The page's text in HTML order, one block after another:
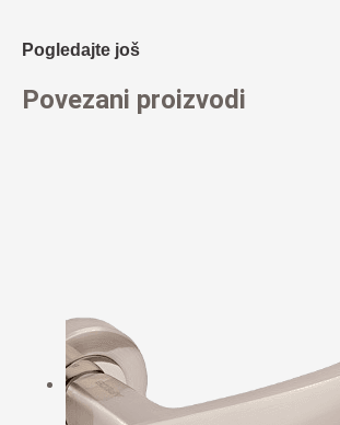
Pogledajte još
Povezani proizvodi